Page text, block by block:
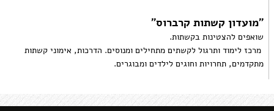
"מועדון קשתות קרברוס"
שואפים להצטינות בקשתות.
מרכז לימוד ותרגול לקשתים מתחילים ומנוסים. הדרכות, אימוני קשתות
מתקדמים, תחרויות וחוגים לילדים ומבוגרים.